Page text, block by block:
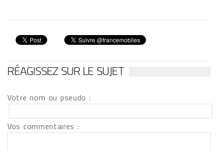
RÉAGISSEZ SUR LE SUJET
Votre nom ou pseudo :
Vos commentaires :